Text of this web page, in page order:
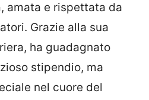
amata e rispettata da
Grazie alla sua
ha guadagnato
stipendio, ma
nel cuore del